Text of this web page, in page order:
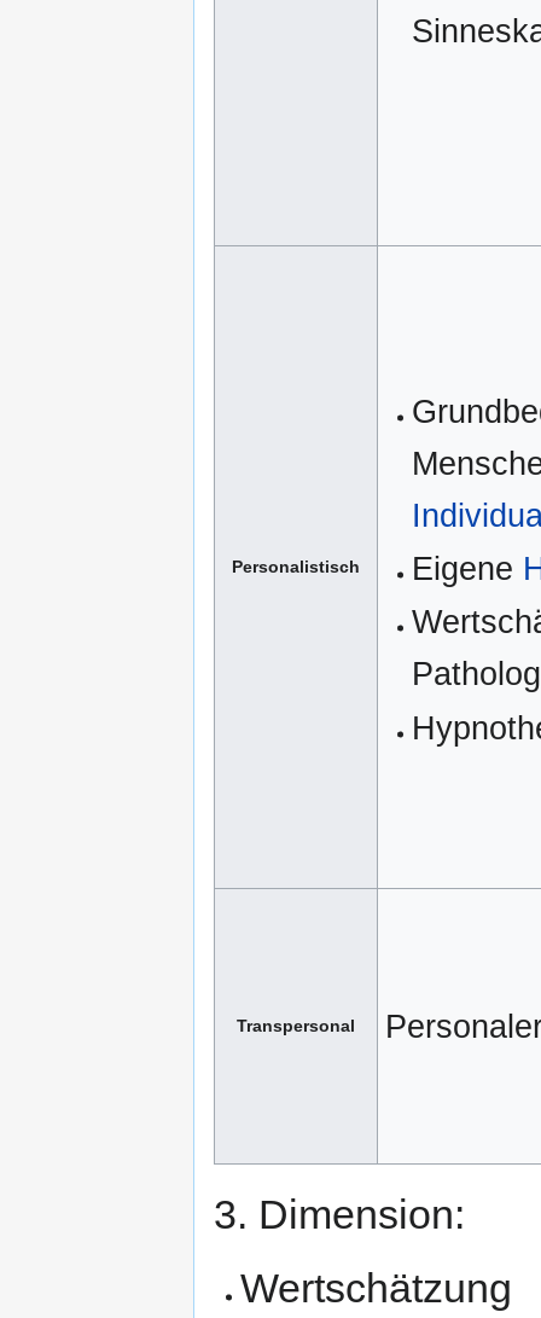
Personalistisch
Eigene
Transpersonal
3. Dimension:
Wertschätzung